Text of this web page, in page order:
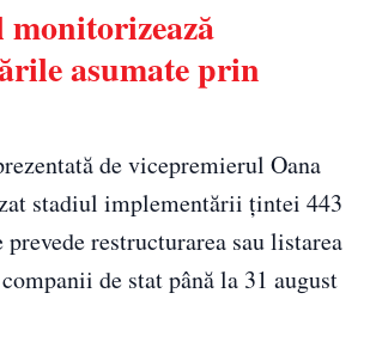
asumate prin
de vicepremierul Oana
stadiul implementării țintei 443
restructurarea sau listarea
de stat până la 31 august